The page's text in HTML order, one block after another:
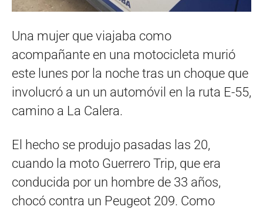
Una mujer que viajaba como
acompañante en una motocicleta murió
este lunes por la noche tras un choque que
involucró a un un automóvil en la ruta E-55,
camino a La Calera.
El hecho se produjo pasadas las 20,
cuando la moto Guerrero Trip, que era
conducida por un hombre de 33 años,
chocó contra un Peugeot 209. Como